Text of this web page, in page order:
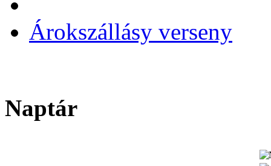
Árokszállásy verseny
Naptár